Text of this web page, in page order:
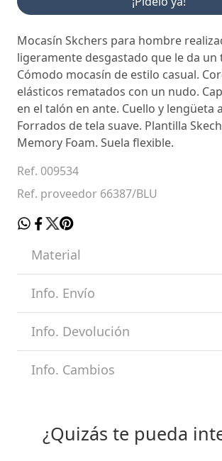
Mocasín Skchers para hombre
ligeramente desgastado que le da un
Cómodo mocasín de estilo casual.
elásticos rematados con un nudo.
en el talón en ante. Cuello y lengüeta
Forrados de tela suave. Plantilla
Memory Foam. Suela flexible.
Ref. 009534
Ref. proveedor 66387/BLU
Material
Info. Envío
Info. Devolución
Info. Cambios
¿Quizás te pueda